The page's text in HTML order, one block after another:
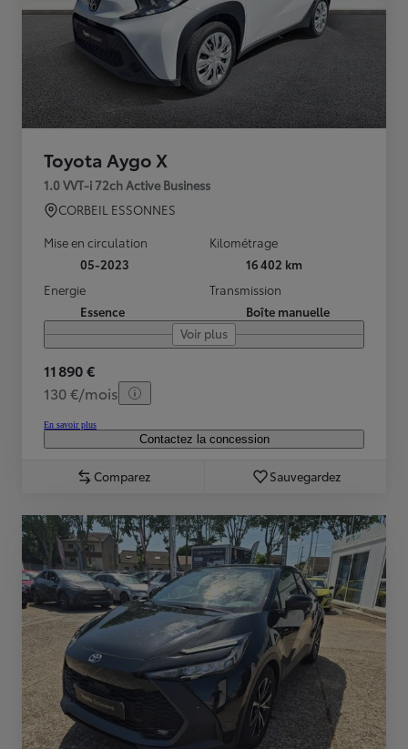
Toyota Aygo X
1.0 VVT-i 72ch Active Business
CORBEIL ESSONNES
Mise en circulation
05-2023
Kilométrage
16 402 km
Energie
Essence
Transmission
Boîte manuelle
Voir plus
11 890 €
130 €/mois
En savoir plus
Contactez la concession
Comparez Sauvegardez